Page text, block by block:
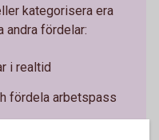
kategorisera era
andra fördelar:
i realtid
fördela arbetspass